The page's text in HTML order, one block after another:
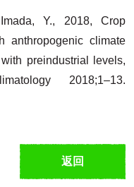
Y., 2018, Crop
anthropogenic climate
preindustrial levels,
2018;1–13.
返回